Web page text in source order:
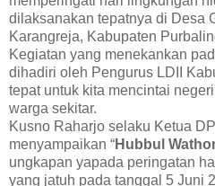
dilaksanakan tepatnya di Desa
Karangreja, Kabupaten
Kegiatan yang menekankan
dihadiri oleh Pengurus LDII
tepat untuk kita mencintai
warga sekitar.
Kusno Raharjo selaku Ketua
menyampaikan “Hubbul
ungkapan yapada peringatan
yang jatuh pada tanggal 5 Juni